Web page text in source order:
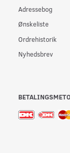
Adressebog
Ønskeliste
Ordrehistorik
Nyhedsbrev